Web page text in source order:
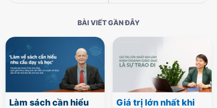
BÀI VIẾT GẦN ĐÂY
Làm sách cần hiểu
Giá trị lớn nhất khi